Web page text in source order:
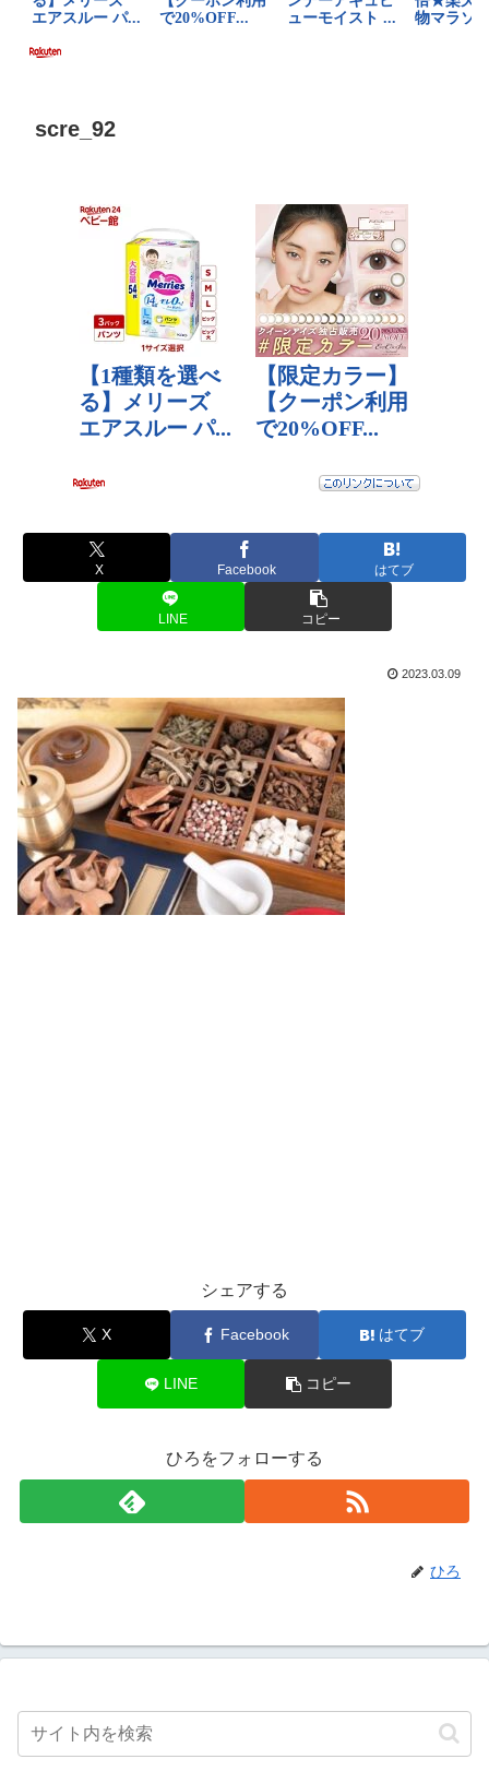
scre_92
X Facebook はてブ
LINE コピー
2023.03.09
シェアする
X Facebook はてブ
LINE コピー
ひろをフォローする
ひろ